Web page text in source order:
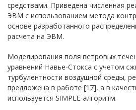
средствами. Приведена численная
ЭВМ с использованием метода
основе разработанного
расчета на ЭВМ.
Моделирования поля ветровых
уравнений Навье-Стокса с учетом
турбулентности воздушной среды,
предложена в работе [17], а в
используется SIMPLE-алгоритм.